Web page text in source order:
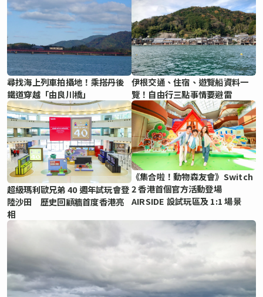
尋找海上列車拍攝地！乘搭丹後
鐵道穿越「由良川橋」
伊根交通、住宿、遊覽船資料一
覽！自由行三點事情要避雷
超級瑪利歐兄弟 40 週年試玩會登
陸沙田 歷史回顧牆首度香港亮
相
《集合啦！動物森友會》Switch
2 香港首個官方活動登場
AIRSIDE 設試玩區及 1:1 場景